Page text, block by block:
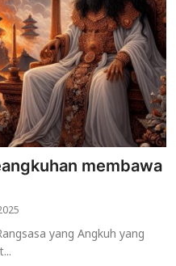
membawa
yang Angkuh yang